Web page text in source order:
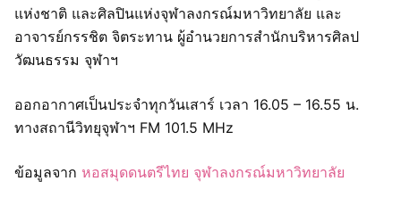
แห่งชาติ และศิลปินแห่งจุฬาลงกรณ์มหาวิทยาลัย และ
อาจารย์กรรชิต จิตระทาน ผู้อำนวยการสำนักบริหารศิลป
วัฒนธรรม จุฬาฯ
ออกอากาศเป็นประจำทุกวันเสาร์ เวลา 16.05 – 16.55 น.
ทางสถานีวิทยุจุฬาฯ FM 101.5 MHz
ข้อมูลจาก หอสมุดดนตรีไทย จุฬาลงกรณ์มหาวิทยาลัย